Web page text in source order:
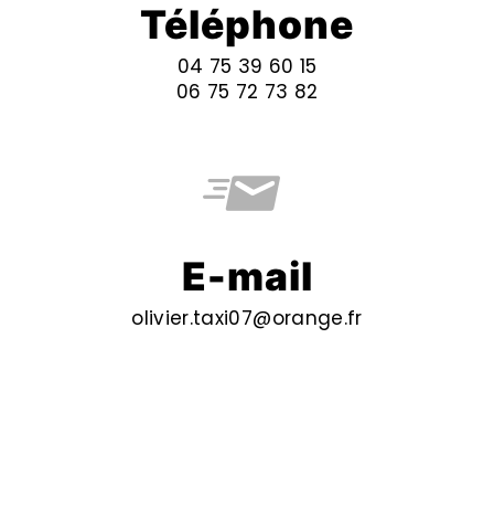
Téléphone
04 75 39 60 15
06 75 72 73 82
E-mail
olivier.taxi07@orange.fr